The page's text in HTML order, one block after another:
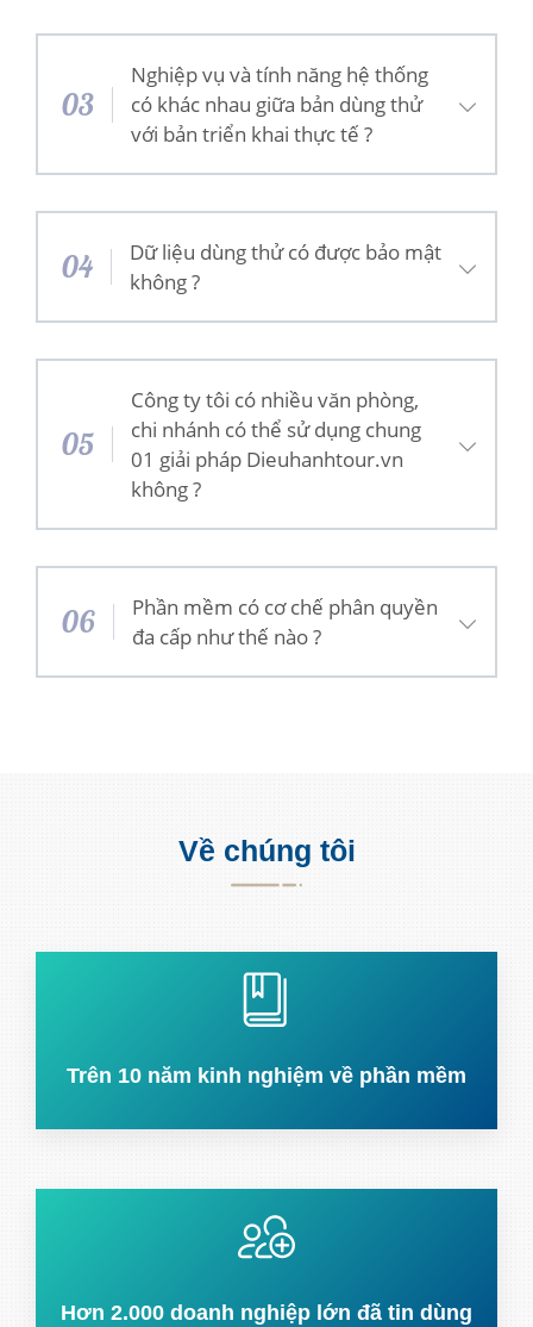
03
Nghiệp vụ và tính năng hệ thống
có khác nhau giữa bản dùng thử
với bản triển khai thực tế ?
04
Dữ liệu dùng thử có được bảo mật
không ?
05
Công ty tôi có nhiều văn phòng,
chi nhánh có thể sử dụng chung
01 giải pháp Dieuhanhtour.vn
không ?
06
Phần mềm có cơ chế phân quyền
đa cấp như thế nào ?
Về chúng tôi
Trên 10 năm kinh nghiệm về phần mềm
Hơn 2.000 doanh nghiệp lớn đã tin dùng